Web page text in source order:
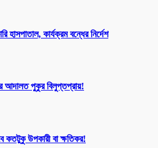
কার্যক্রম বন্ধের নির্দেশ
আদালত পুকুর বিলুপ্তপ্রায়!
কতটুকু উপকারী বা ক্ষতিকর!